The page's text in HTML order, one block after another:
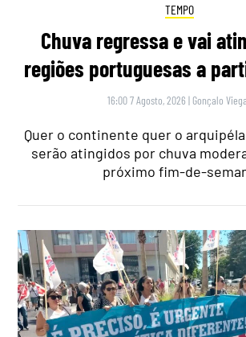
TEMPO
Chuva regressa e vai
regiões portuguesas a
16:00 7 Agosto, 2026 | Gonçalo
Quer o continente quer o
serão atingidos por chuva
próximo fim-de-